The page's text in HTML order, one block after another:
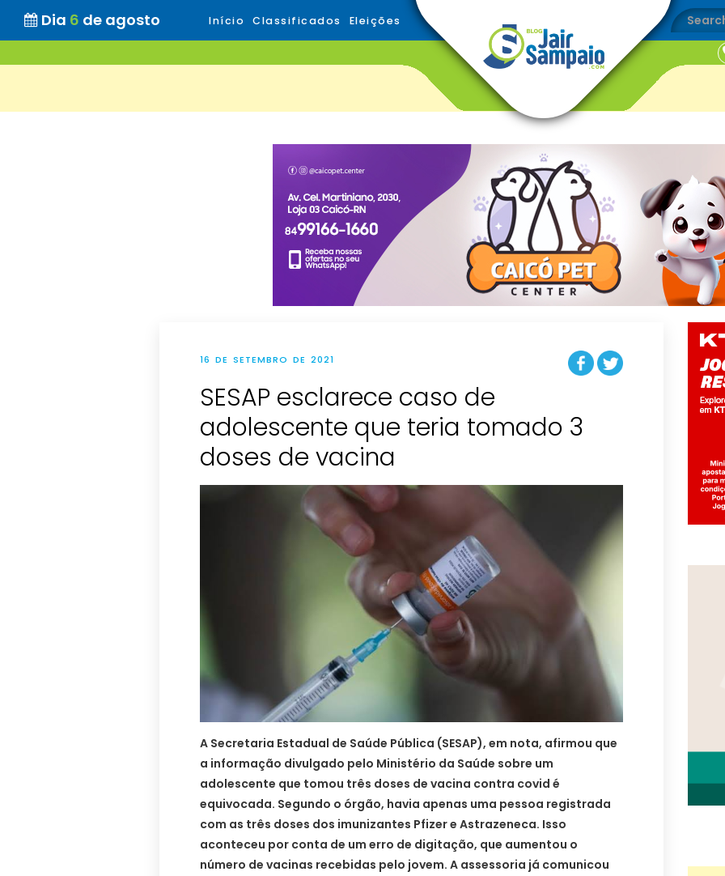
Dia 6 de agosto Início Classificados Eleições
16 DE SETEMBRO DE 2021
SESAP esclarece caso de
adolescente que teria tomado 3
doses de vacina
A Secretaria Estadual de Saúde Pública (SESAP), em nota, afirmou que
a informação divulgado pelo Ministério da Saúde sobre um
adolescente que tomou três doses de vacina contra covid é
equivocada. Segundo o órgão, havia apenas uma pessoa registrada
com as três doses dos imunizantes Pfizer e Astrazeneca. Isso
aconteceu por conta de um erro de digitação, que aumentou o
número de vacinas recebidas pelo jovem. A assessoria já comunicou